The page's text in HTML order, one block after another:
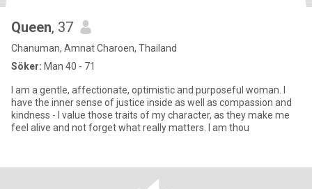
Queen, 37
Chanuman, Amnat Charoen, Thailand
Söker: Man 40 - 71
I am a gentle, affectionate, optimistic and purposeful woman. I
have the inner sense of justice inside as well as compassion and
kindness - I value those traits of my character, as they make me
feel alive and not forget what really matters. I am thou